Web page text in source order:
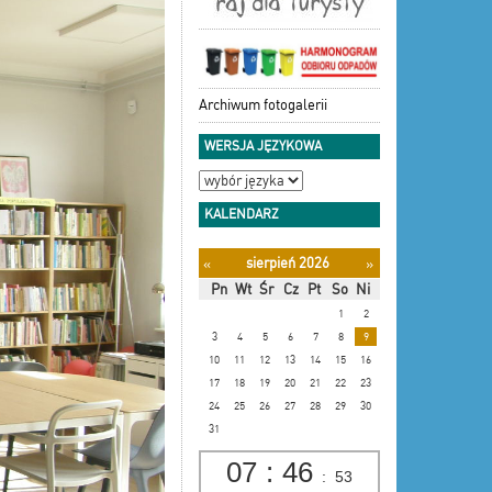
Archiwum fotogalerii
WERSJA JĘZYKOWA
KALENDARZ
« sierpień 2026
»
Pn Wt Śr Cz Pt So Ni
1
2
3
4 5 6 7 8
9
10
11 12 13 14 15
16
17
18 19 20 21 22
23
24
25 26 27 28 29
30
31
07 : 46 : 54